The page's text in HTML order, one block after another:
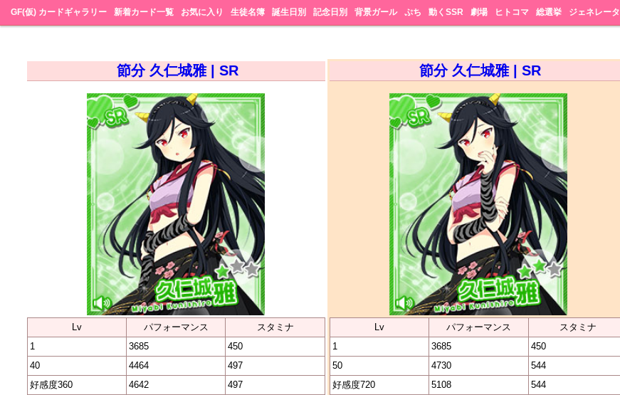
GF(仮) カードギャラリー 新着カード一覧 お気に入り 生徒名簿 誕生日別 記念日別 背景ガール ぷち 動くSSR 劇場 ヒトコマ 総選挙 ジェネレータ
節分 久仁城雅 | SR
Lv パフォーマンス
スタミナ
1
3685
450
40
4464
497
好感度360
4642
497
節分 久仁城雅 | SR
Lv パフォーマンス
スタミナ
1
3685
450
50
4730
544
好感度720
5108
544